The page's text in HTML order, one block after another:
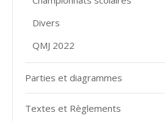
Divers
QMJ 2022
Parties et diagrammes
Textes et Règlements